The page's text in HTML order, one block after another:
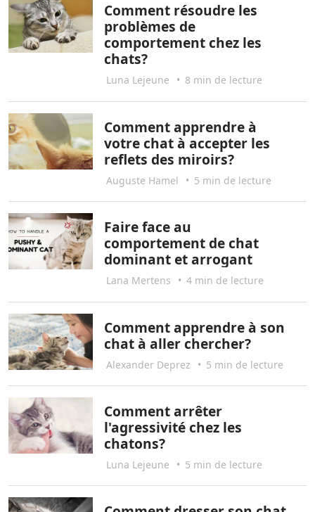
Comment résoudre les
problèmes de
comportement chez les
chats?
Luna Lejeune • 8 min de lecture
Comment apprendre à
votre chat à accepter les
reflets des miroirs?
Auguste Hamel • 5 min de lecture
Faire face au
comportement de chat
dominant et arrogant
Lana Mertens • 4 min de lecture
Comment apprendre à son
chat à aller chercher?
Alexander Deprez • 5 min de lecture
Comment arrêter
l'agressivité chez les
chatons?
Luna Lejeune • 5 min de lecture